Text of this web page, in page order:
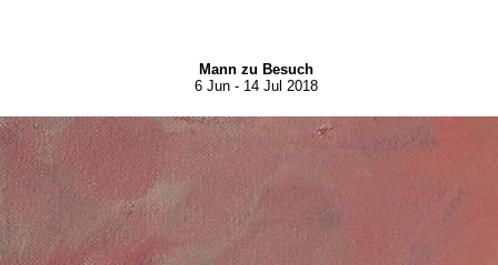
Mann zu Besuch
6 Jun - 14 Jul 2018